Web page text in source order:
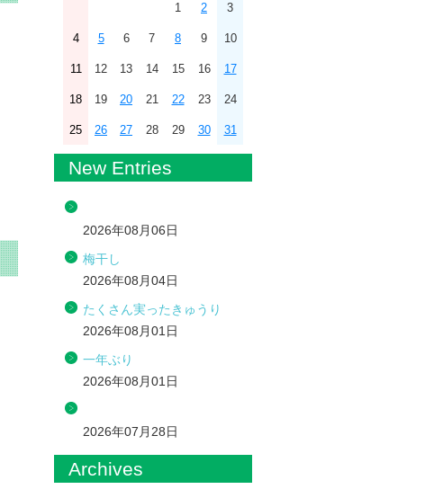
1 2 3
4 5 6 7 8 9 10
11 12 13 14 15 16 17
18 19 20 21 22 23 24
25 26 27 28 29 30 31
New Entries
2026年08月06日
梅干し
2026年08月04日
たくさん実ったきゅうり
2026年08月01日
一年ぶり
2026年08月01日
2026年07月28日
Archives